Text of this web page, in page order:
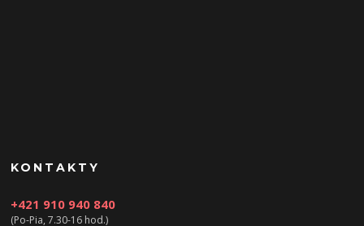
KONTAKTY
+421 910 940 840
(Po-Pia, 7.30-16 hod.)